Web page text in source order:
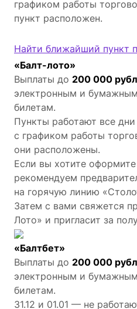
графиком работы
пункт расположен.
Найти ближайший пункт
«Балт-лото»
Выплаты до 200 000
электронным и
билетам.
Пункты работают все
с графиком работы
они расположены.
Если вы хотите
рекомендуем
на горячую линию
Затем с вами свяжется
Лото» и пригласит за
«Балтбет»
Выплаты до 200 000
электронным и
билетам.
31.12 и 01.01 — не